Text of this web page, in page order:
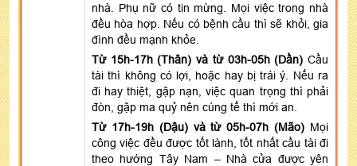
nhà. Phụ nữ có tin mừng. Mọi việc trong nhà
đều hòa hợp. Nếu có bệnh cầu thì sẽ khỏi, gia
đình đều mạnh khỏe.
Từ 15h-17h (Thân) và từ 03h-05h (Dần) Cầu
tài thì không có lợi, hoặc hay bị trái ý. Nếu ra
đi hay thiệt, gặp nạn, việc quan trọng thì phải
đòn, gặp ma quỷ nên cúng tế thì mới an.
Từ 17h-19h (Dậu) và từ 05h-07h (Mão) Mọi
công việc đều được tốt lành, tốt nhất cầu tài đi
theo hướng Tây Nam – Nhà cửa được yên